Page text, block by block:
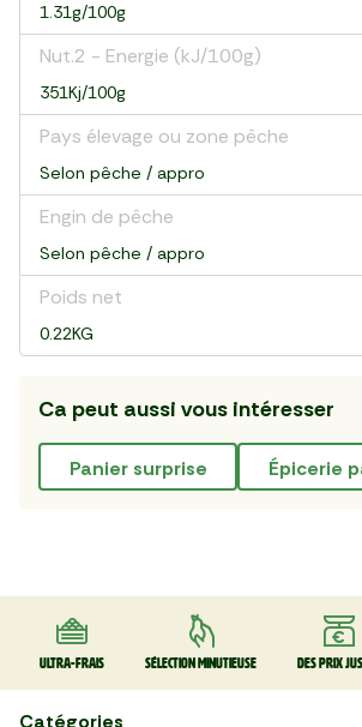
1.31g/100g
Nut.2 - Energie (kJ/100g)
351Kj/100g
Pays élevage ou zone pêche
Selon pêche / appro
Engin de pêche
Selon pêche / appro
Poids net
0.22KG
Ca peut aussi vous intéresser
panier surprise épicerie
Ultra-frais Sélection minutieuse Des prix
Catégories